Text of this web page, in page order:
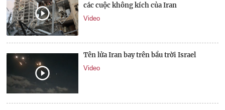
các cuộc không kích của Iran
Video
Tên lửa Iran bay trên bầu trời Israel
Video